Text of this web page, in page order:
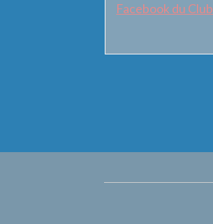
Facebook du Club